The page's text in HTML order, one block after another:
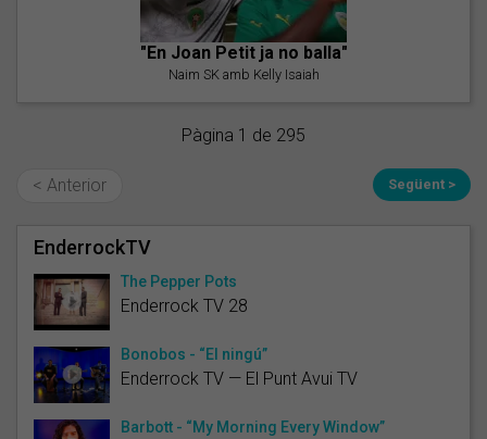
"En Joan Petit ja no balla"
Naim SK amb Kelly Isaiah
Pàgina 1 de 295
< Anterior Següent >
EnderrockTV
The Pepper Pots
Enderrock TV 28
Bonobos - “El ningú”
Enderrock TV — El Punt Avui TV
Barbott - “My Morning Every Window”